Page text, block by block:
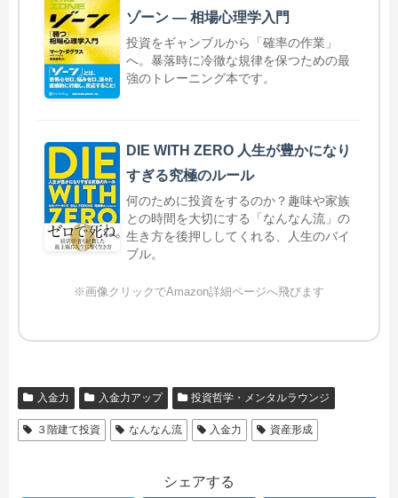
ゾーン ― 相場心理学入門
投資をギャンブルから「確率の作業」
へ。暴落時に冷徹な規律を保つための最
強のトレーニング本です。
DIE WITH ZERO 人生が豊かになり
すぎる究極のルール
何のために投資をするのか？趣味や家族
との時間を大切にする「なんなん流」の
生き方を後押ししてくれる、人生のバイ
ブル。
※画像クリックでAmazon詳細ページへ飛びます
入金力 入金力アップ 投資哲学・メンタルラウンジ
３階建て投資 なんなん流 入金力 資産形成
シェアする